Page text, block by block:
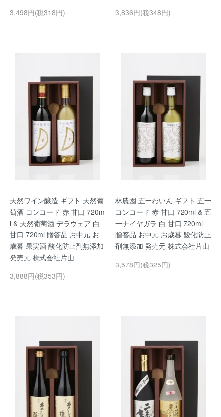
3,498円(税318円)
3,836円(税348円)
天然ワイン醸造 ギフト 天然葡
萄酒 コンコード 赤 甘口 720m
l & 天然葡萄酒 デラウェア 白
甘口 720ml 贈答品 お中元 お
歳暮 果実酒 酸化防止剤無添加
発売元 株式会社片山
3,888円(税353円)
林農園 五一わいん ギフト 五一
コンコード 赤 甘口 720ml & 五
一ナイヤガラ 白 甘口 720ml
贈答品 お中元 お歳暮 酸化防止
剤無添加 発売元 株式会社片山
3,578円(税325円)